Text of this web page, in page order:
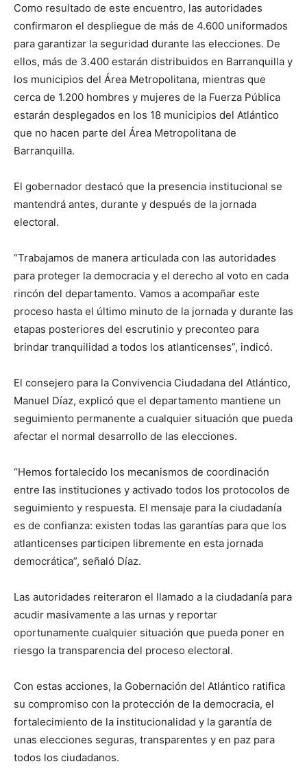
Como resultado de este encuentro, las autoridades
confirmaron el despliegue de más de 4.600 uniformados
para garantizar la seguridad durante las elecciones. De
ellos, más de 3.400 estarán distribuidos en Barranquilla y
los municipios del Área Metropolitana, mientras que
cerca de 1.200 hombres y mujeres de la Fuerza Pública
estarán desplegados en los 18 municipios del Atlántico
que no hacen parte del Área Metropolitana de
Barranquilla.
El gobernador destacó que la presencia institucional se
mantendrá antes, durante y después de la jornada
electoral.
“Trabajamos de manera articulada con las autoridades
para proteger la democracia y el derecho al voto en cada
rincón del departamento. Vamos a acompañar este
proceso hasta el último minuto de la jornada y durante las
etapas posteriores del escrutinio y preconteo para
brindar tranquilidad a todos los atlanticenses”, indicó.
El consejero para la Convivencia Ciudadana del Atlántico,
Manuel Díaz, explicó que el departamento mantiene un
seguimiento permanente a cualquier situación que pueda
afectar el normal desarrollo de las elecciones.
“Hemos fortalecido los mecanismos de coordinación
entre las instituciones y activado todos los protocolos de
seguimiento y respuesta. El mensaje para la ciudadanía
es de confianza: existen todas las garantías para que los
atlanticenses participen libremente en esta jornada
democrática”, señaló Díaz.
Las autoridades reiteraron el llamado a la ciudadanía para
acudir masivamente a las urnas y reportar
oportunamente cualquier situación que pueda poner en
riesgo la transparencia del proceso electoral.
Con estas acciones, la Gobernación del Atlántico ratifica
su compromiso con la protección de la democracia, el
fortalecimiento de la institucionalidad y la garantía de
unas elecciones seguras, transparentes y en paz para
todos los ciudadanos.